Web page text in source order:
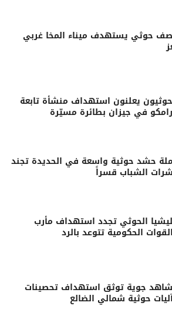
حوثي يستهدف ميناء المخا غربي
يعلنون استهداف منشأة تابعة
في جيزان بطائرة مسيّرة
حشد حوثية واسعة في الحديدة تجند
الشباب قسراً
الحوثي تجدد استهداف مأرب
الحكومية تتوعد بالرد
جوية توثق استهداف تحصينات
حوثية شمالي الضالع